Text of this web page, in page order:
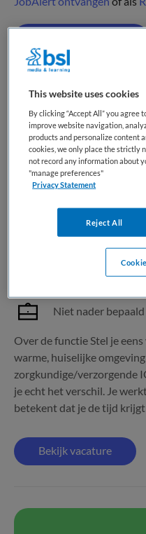
1 vacature gevonden
Zorgkundige/
Finke (Koudum)
Koudum
Niet nader bepaald
Over de functie Stel je
warme, huiselijke
zorgkundige/verzorgende
je echt het verschil. Je
betekent dat je de tijd krijgt
Bekijk vacature
This website uses cookies
By clicking “Accept All” you agree
improve website navigation,
products and personalize content
cookies, we only place the strictly
not record any information about
"manage preferences"
Privacy Statement
Reject All